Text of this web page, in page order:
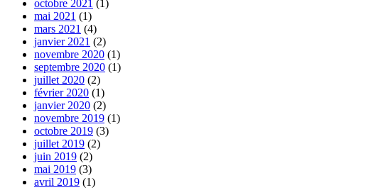
octobre 2021 (1)
mai 2021 (1)
mars 2021 (4)
janvier 2021 (2)
novembre 2020 (1)
septembre 2020 (1)
juillet 2020 (2)
février 2020 (1)
janvier 2020 (2)
novembre 2019 (1)
octobre 2019 (3)
juillet 2019 (2)
juin 2019 (2)
mai 2019 (3)
avril 2019 (1)